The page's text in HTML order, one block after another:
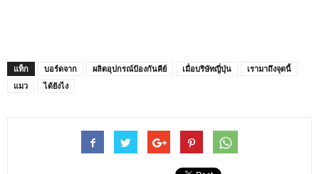
แท็ก บอร์ดจาก ผลิตอุปกรณ์ป้องกันคีย์ เมื่อบริษัทญี่ปุ่น
เรามาถึงจุดนี้
แมว
ได้ยังไง